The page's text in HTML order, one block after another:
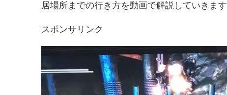
居場所までの行き方を動画で解説していきます
スポンサリンク